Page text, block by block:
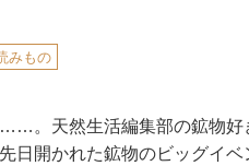
みもの
。天然生活編集部の鉱物好
日開かれた鉱物のビッグイ